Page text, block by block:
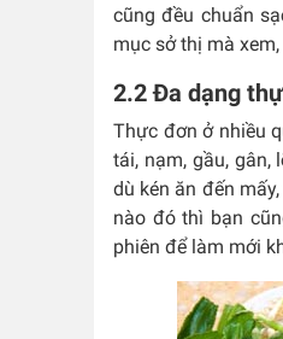
cũng đều chuẩn
mục sở thị mà
2.2 Đa dạng
Thực đơn ở nhiều
tái, nạm, gầu, gân,
dù kén ăn đến
nào đó thì bạn
phiên để làm mới